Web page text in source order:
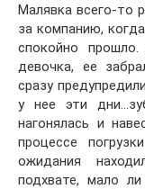
Малявка всего-то
за компанию,
спокойно
девочка, ее
сразу
у нее эти
нагонялась и
процессе
ожидания
подхвате, мало